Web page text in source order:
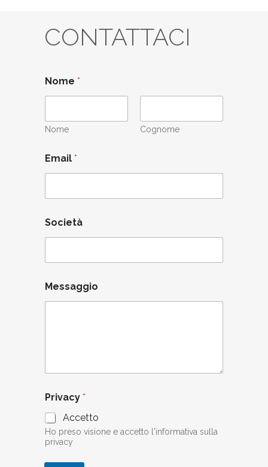
CONTATTACI
Nome *
Nome Cognome
o
c
e
à
S
o
i
t
g
o
Email *
Società
Messaggio
Privacy *
Accetto
Ho preso visione e accetto l'informativa sulla
privacy